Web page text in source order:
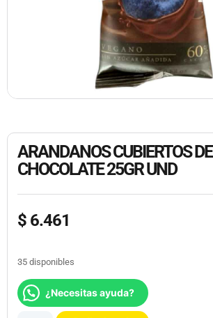
ARANDANOS CUBIERTOS DE
CHOCOLATE 25GR UND
$ 6.461
35 disponibles
¿Necesitas ayuda?